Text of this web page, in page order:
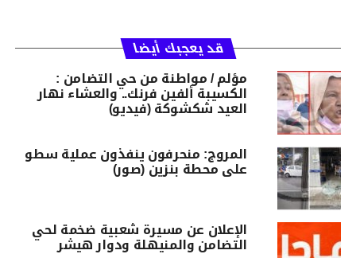
قد يعجبك أيضا
مؤلم / مواطنة من حي التضامن :
الكسيبة ألفين فرنك.. والعشاء نهار
العيد شكشوكة (فيديو)
المروج: منحرفون ينفذون عملية سطو
على محطة بنزين (صور)
الإعلان عن مسيرة شعبية ضخمة لحي
التضامن والمنيهلة ودوار هيشر